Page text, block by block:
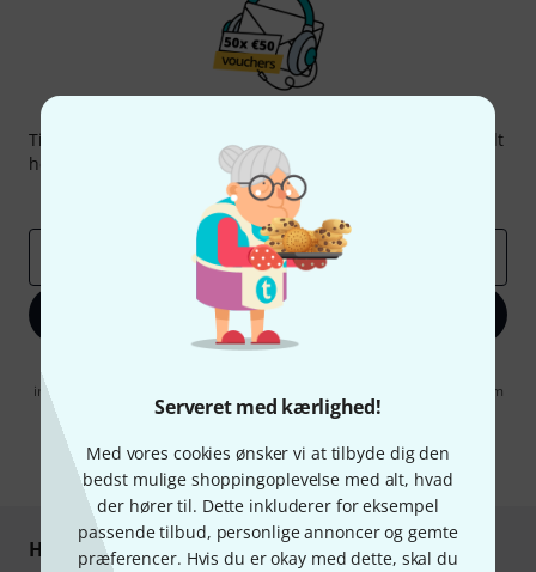
Serveret med kærlighed!
Med vores cookies ønsker vi at tilbyde dig den
bedst mulige shoppingoplevelse med alt, hvad
der hører til. Dette inkluderer for eksempel
passende tilbud, personlige annoncer og gemte
præferencer. Hvis du er okay med dette, skal du
Tilmeld dig Thomann Nyhedsbrevet på engelsk og med lidt
held kan du vinde en af 50 gavekort
Inspirerende bidrag
Tilbud
Tilmeld dig nu
indforstået med at modtage e-mail-reklame. Dette tilsagn kan når som
helst trækkes tilbage. Find yderligere informationer i vores
* Obligatorisk felt
Handl og betal sikkert